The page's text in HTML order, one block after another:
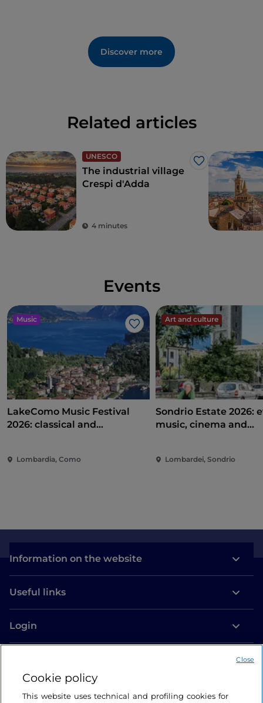
Discover more
Related articles
UNESCO
Like
The industrial village
Crespi d'Adda
4 minutes
Events
Music
Like
LakeComo Music Festival
2026: classical and
Como
Lombardia, Como
Art and culture
Sondrio Estate 2026:
music, cinema and
Lombardei, Sondrio
Information on the website
Useful links
Login
Cookie policy
This website uses technical and profiling cookies for
Close